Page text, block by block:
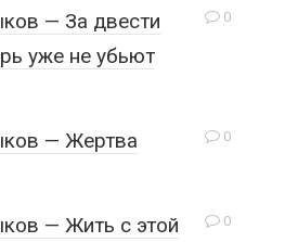
0
— За двести
уже не убьют
0
— Жертва
0
— Жить с этой